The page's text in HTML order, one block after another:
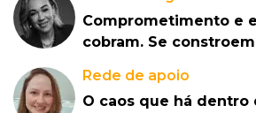
Comprometimento e
cobram. Se
Rede de apoio
O caos que há dentro